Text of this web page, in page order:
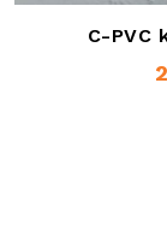
C-PVC